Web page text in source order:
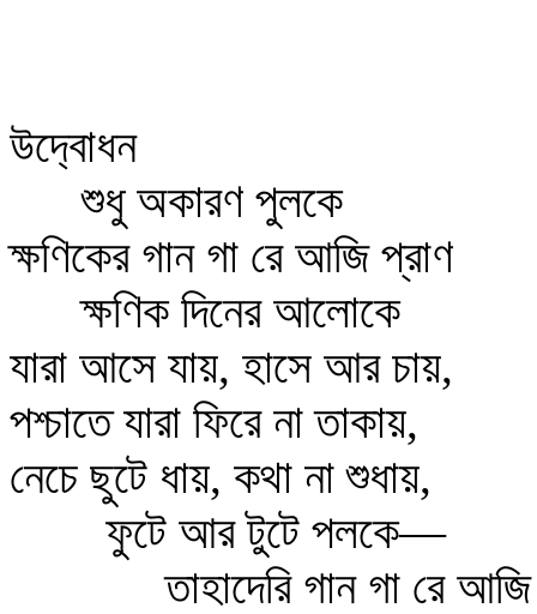
উদ‍্‍বোধন
শুধু অকারণ পুলকে
ক্ষণিকের গান গা রে আজি প্রাণ
ক্ষণিক দিনের আলোকে
যারা আসে যায়, হাসে আর চায়,
পশ্চাতে যারা ফিরে না তাকায়,
নেচে ছুটে ধায়, কথা না শুধায়,
ফুটে আর টুটে পলকে—
তাহাদেরি গান গা রে